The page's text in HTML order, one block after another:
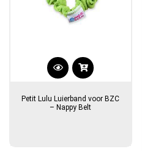
Petit Lulu Luierband voor BZC
– Nappy Belt